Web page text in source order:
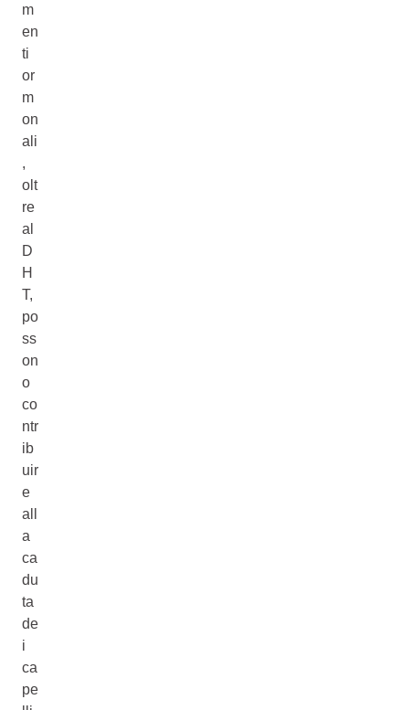
m
en
ti
or
m
on
ali
,
olt
re
al
D
H
T,
po
ss
on
o
co
ntr
ib
uir
e
all
a
ca
du
ta
de
i
ca
pe